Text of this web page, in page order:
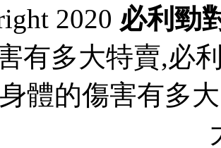
2020 必利勁
有多大特賣,必
體的傷害有多